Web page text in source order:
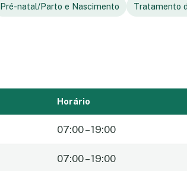
Pré-natal/Parto e Nascimento Tratamento
Horário
07:00 – 19:00
07:00 – 19:00